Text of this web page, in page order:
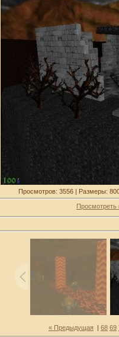
Просмотров: 3556 | Размеры:
« Предыдущая | 68 69